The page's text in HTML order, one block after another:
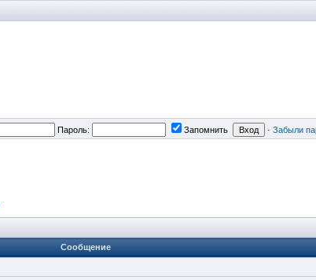
Пароль: Запомнить · Забыли
Сообщение